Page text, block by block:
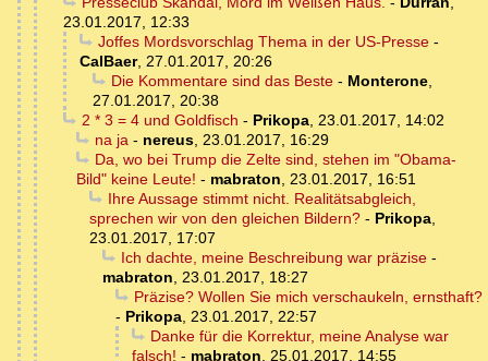
23.01.2017, 12:33
Joffes Mordsvorschlag Thema in der US-Presse-
CalBaer, 27.01.2017, 20:26
Die Kommentare sind das Beste- Monterone,
27.01.2017, 20:38
2 * 3 = 4 und Goldfisch - Prikopa, 23.01.2017, 14:02
na ja- nereus, 23.01.2017, 16:29
Da, wo bei Trump die Zelte sind, stehen im "Obama-
Bild" keine Leute! - mabraton, 23.01.2017, 16:51
Ihre Aussage stimmt nicht. Realitätsabgleich,
sprechen wir von den gleichen Bildern? - Prikopa,
23.01.2017, 17:07
Ich dachte, meine Beschreibung war präzise-
mabraton, 23.01.2017, 18:27
Präzise? Wollen Sie mich verschaukeln, ernsthaft?
- Prikopa, 23.01.2017, 22:57
Danke für die Korrektur, meine Analyse war
falsch! - mabraton, 25.01.2017, 14:55